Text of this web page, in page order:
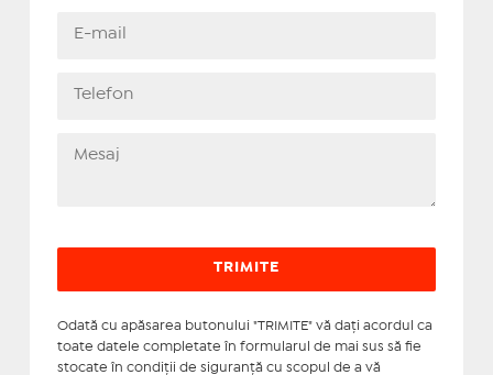
Odată cu apăsarea butonului "TRIMITE" vă daţi acordul ca
toate datele completate în formularul de mai sus să fie
stocate în condiţii de siguranţă cu scopul de a vă